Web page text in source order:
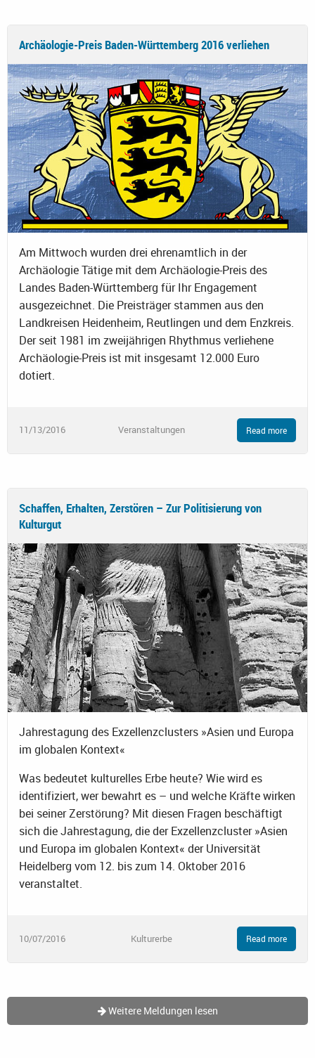
Archäologie-Preis Baden-Württemberg 2016 verliehen
Am Mittwoch wurden drei ehrenamtlich in der
Archäologie Tätige mit dem Archäologie-Preis des
Landes Baden-Württemberg für Ihr Engagement
ausgezeichnet. Die Preisträger stammen aus den
Landkreisen Heidenheim, Reutlingen und dem Enzkreis.
Der seit 1981 im zweijährigen Rhythmus verliehene
Archäologie-Preis ist mit insgesamt 12.000 Euro
dotiert.
11/13/2016 Veranstaltungen Read more
Schaffen, Erhalten, Zerstören – Zur Politisierung von
Kulturgut
Jahrestagung des Exzellenzclusters »Asien und Europa
im globalen Kontext«
Was bedeutet kulturelles Erbe heute? Wie wird es
identifiziert, wer bewahrt es – und welche Kräfte wirken
bei seiner Zerstörung? Mit diesen Fragen beschäftigt
sich die Jahrestagung, die der Exzellenzcluster »Asien
und Europa im globalen Kontext« der Universität
Heidelberg vom 12. bis zum 14. Oktober 2016
veranstaltet.
10/07/2016 Kulturerbe Read more
Weitere Meldungen lesen